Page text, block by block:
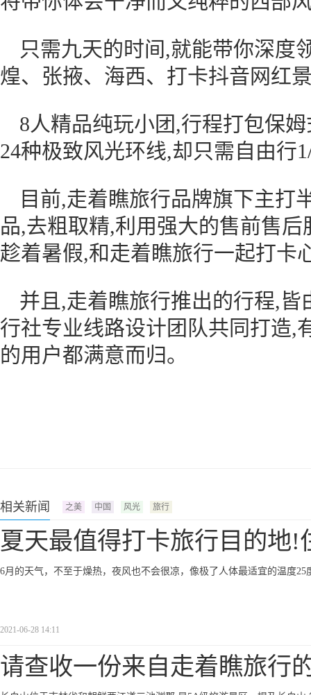
只需九天的时间,就能带你深度
煌、张掖、海西、打卡抖音网红
8人精品纯玩小团,行程打包保
24种极致风光环线,却只需自由行
目前,走着瞧旅行品牌旗下主打
品,去粗取精,利用强大的售前售
趁着暑假,和走着瞧旅行一起打卡
并且,走着瞧旅行推出的行程,
行社专业线路设计团队共同打造,
的用户都满意而归。
相关新闻 之美 中国 风光 旅行
夏天最值得打卡旅行目的地!
6月的天气，不至于燥热，夜风也不会很凉，像极了人体最适宜的温度
2021-06-28 14:11
请查收一份来自走着瞧旅行